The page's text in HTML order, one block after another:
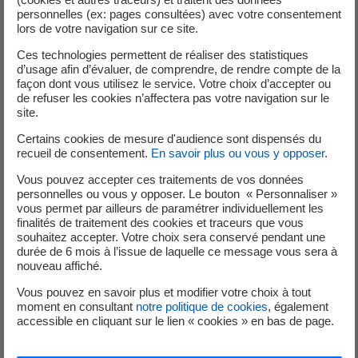
PDF - 101,53 Ko
Le tarif Vert pour une
puissance de 250 kVA et plus
Grilles de prix HT en vigueur du Tarif Vert
Entreprise à l’île de La Réunion
PDF - 111,41 Ko
Catalogues de prestations
personnelles (ex: pages consultées) avec votre consentement
lors de votre navigation sur ce site.
Ces technologies permettent de réaliser des statistiques
d’usage afin d’évaluer, de comprendre, de rendre compte de la
façon dont vous utilisez le service. Votre choix d’accepter ou
de refuser les cookies n’affectera pas votre navigation sur le
site.
Certains cookies de mesure d'audience sont dispensés du
recueil de consentement. En savoir plus ou vous y opposer.
Vous pouvez accepter ces traitements de vos données
personnelles ou vous y opposer. Le bouton « Personnaliser »
vous permet par ailleurs de paramétrer individuellement les
finalités de traitement des cookies et traceurs que vous
souhaitez accepter. Votre choix sera conservé pendant une
durée de 6 mois à l’issue de laquelle ce message vous sera à
nouveau affiché.
Vous pouvez en savoir plus et modifier votre choix à tout
moment en consultant notre politique de cookies, également
accessible en cliquant sur le lien « cookies » en bas de page.